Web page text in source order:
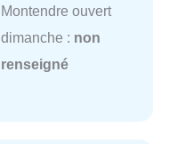
Montendre ouvert
dimanche : non
renseigné